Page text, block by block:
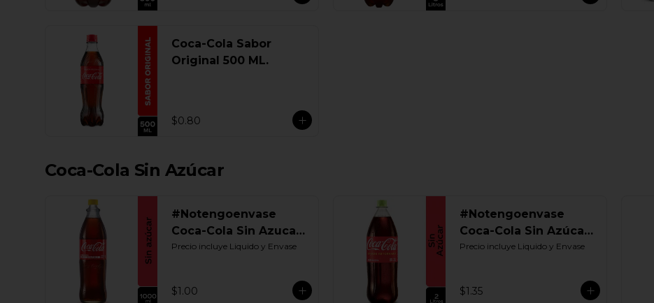
Coca-Cola Sabor
Original 500 ML.
$0.80
Coca-Cola Sin Azúcar
#Notengoenvase
Coca-Cola Sin Azucar
1000 ML. Retornable
Precio incluye Liquido y Envase
$1.00
#Notengoenvase
Coca-Cola Sin Azúcar
2000 ML. Retornable
Precio incluye Liquido y Envase
$1.35